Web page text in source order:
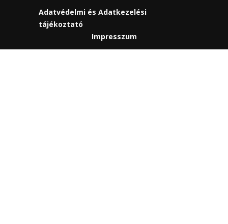
Adatvédelmi és Adatkezelési
tájékoztató
Impresszum